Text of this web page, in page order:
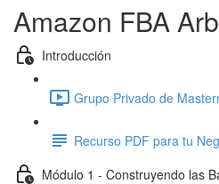
Amazon FBA
Introducción
Grupo Privado de
Recurso PDF para tu
Módulo 1 - Construyendo las